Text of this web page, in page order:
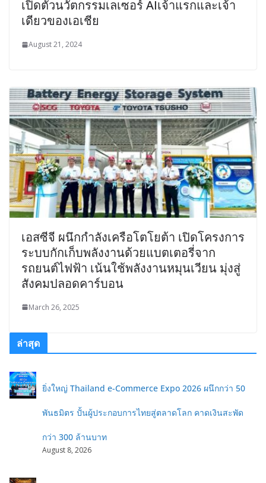
เปิดตัวนวัตกรรมเลเซอร์ AIเจ้าแรกและเจ้า
เดียวของเอเชีย
August 21, 2024
เอสซีจี ผนึกกำลังเครือโตโยต้า เปิดโครงการ
ระบบกักเก็บพลังงานด้วยแบตเตอรี่จาก
รถยนต์ไฟฟ้า เน้นใช้พลังงานหมุนเวียน มุ่งสู่
สังคมปลอดคาร์บอน
March 26, 2025
ล่าสุด
ยิ่งใหญ่ Thailand e-Commerce Expo 2026 ผนึกกว่า 50
พันธมิตร ปั้นผู้ประกอบการไทยสู่ตลาดโลก คาดเงินสะพัด
กว่า 300 ล้านบาท
August 8, 2026